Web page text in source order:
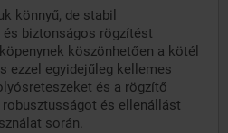
könnyű, de stabil
biztonságos rögzítést
köszönhetően a kötél
ezzel egyidejűleg kellemes
és a rögzítő
és ellenállást
során.